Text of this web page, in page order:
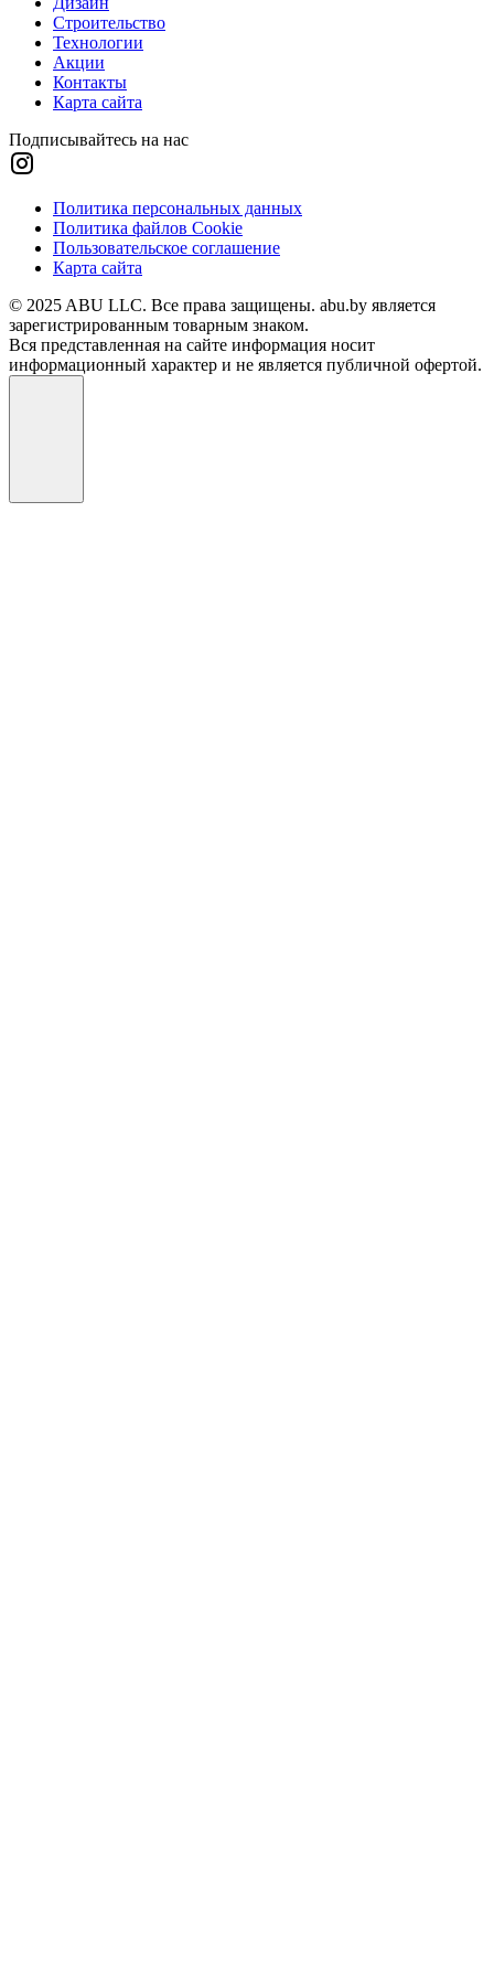
Строительство
Технологии
Акции
Контакты
Карта сайта
Подписывайтесь на нас
Политика персональных данных
Политика файлов Cookie
Пользовательское соглашение
Карта сайта
© 2025 ABU LLC. Все права защищены. abu.by является
зарегистрированным товарным знаком.
Вся представленная на сайте информация носит
информационный характер и не является публичной офертой.